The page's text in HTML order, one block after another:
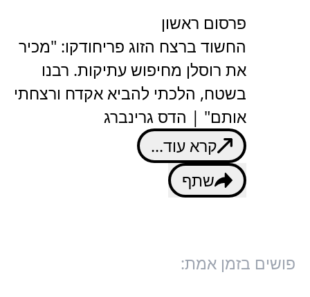
פרסום ראשון
החשוד ברצח הזוג פריחודקו: "מכיר
את רוסלן מחיפוש עתיקות. רבנו
בשטח, הלכתי להביא אקדח ורצחתי
אותם" | הדס גרינברג
קרא עוד...
שתף
פושים בזמן אמת: